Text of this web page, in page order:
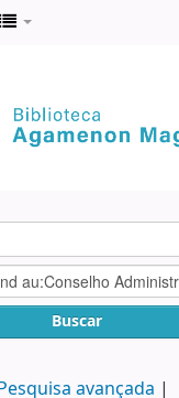
Buscar
avançada